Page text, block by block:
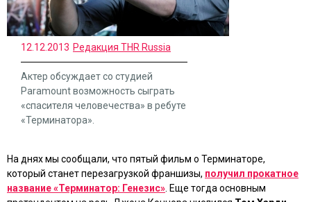
12.12.2013 Редакция THR Russia
Актер обсуждает со студией
Paramount возможность сыграть
«спасителя человечества» в ребуте
«Терминатора».
На днях мы сообщали, что пятый фильм о Терминаторе,
который станет перезагрузкой франшизы, получил прокатное
название «Терминатор: Генезис» . Еще тогда основным